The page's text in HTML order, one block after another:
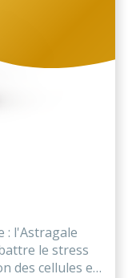
: l'Astragale
le stress
des cellules et